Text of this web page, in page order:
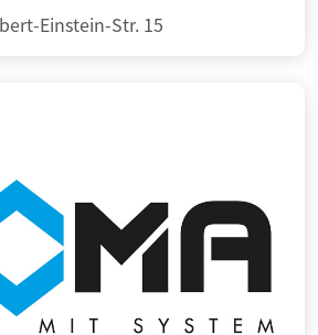
Einstein-Str. 15